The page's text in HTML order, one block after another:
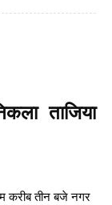
ताजिया
करीब तीन बजे नगर